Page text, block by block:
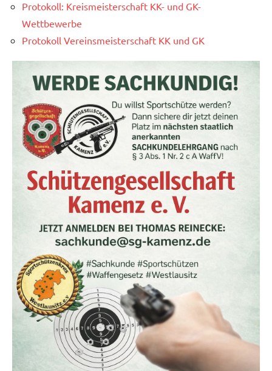
Protokoll: Kreismeisterschaft KK- und GK-
Wettbewerbe
Protokoll Vereinsmeisterschaft KK und GK